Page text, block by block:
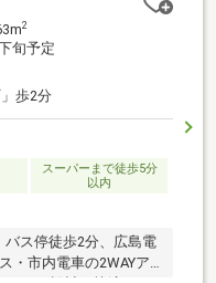
2
旬予定
歩2分
スーパーまで徒歩5分
以内
ス停徒歩2分、広島電
・市内電車の2WAYア